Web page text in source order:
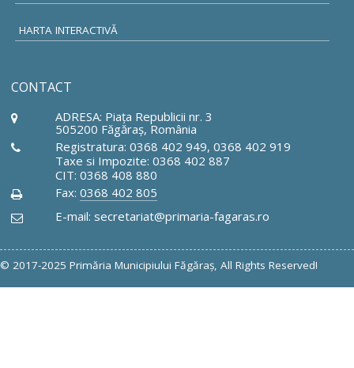
HARTA INTERACTIVĂ
CONTACT
ADRESA: Piaţa Republicii nr. 3
505200 Făgăraş, România
Registratura: 0368 402 949, 0368 402 919
Taxe si Impozite: 0368 402 887
CIT: 0368 408 880
Fax: 0368 402 805
E-mail: secretariat@primaria-fagaras.ro
© 2017-2025 Primăria Municipiului Făgăraş, All Rights Reserved!